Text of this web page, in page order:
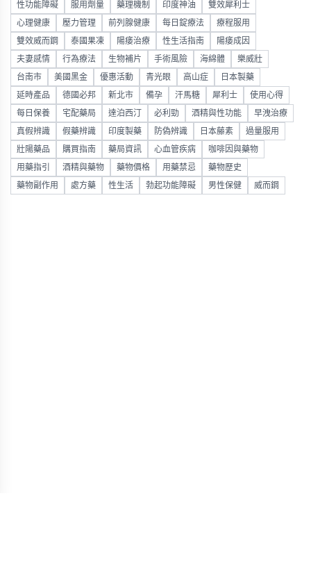
性功能障礙 服用劑量 藥理機制 印度神油 雙效犀利士
心理健康 壓力管理 前列腺健康 每日錠療法 療程服用
雙效威而鋼 泰國果凍 陽痿治療 性生活指南 陽痿成因
夫妻感情 行為療法 生物補片 手術風險 海綿體 樂威壯
台南市 美國黑金 優惠活動 青光眼 高山症 日本製藥
延時產品 德國必邦 新北市 備孕 汗馬糖 犀利士 使用心得
每日保養 宅配藥局 達泊西汀 必利勁 酒精與性功能 早洩治療
真假辨識 假藥辨識 印度製藥 防偽辨識 日本藤素 過量服用
壯陽藥品 購買指南 藥局資訊 心血管疾病 咖啡因與藥物
用藥指引 酒精與藥物 藥物價格 用藥禁忌 藥物歷史
藥物副作用 處方藥 性生活 勃起功能障礙 男性保健 威而鋼